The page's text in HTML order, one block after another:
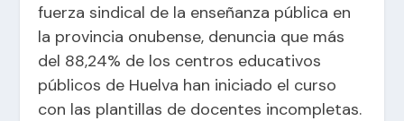
fuerza sindical de la enseñanza pública en
la provincia onubense, denuncia que más
del 88,24% de los centros educativos
públicos de Huelva han iniciado el curso
con las plantillas de docentes incompletas.